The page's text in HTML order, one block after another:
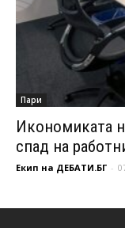
Пари
Икономиката
спад на
Екип на ДЕБАТИ.БГ -